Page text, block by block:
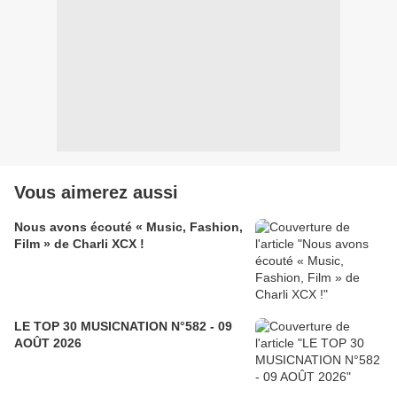
Vous aimerez aussi
Nous avons écouté « Music, Fashion,
Film » de Charli XCX !
LE TOP 30 MUSICNATION N°582 - 09
AOÛT 2026